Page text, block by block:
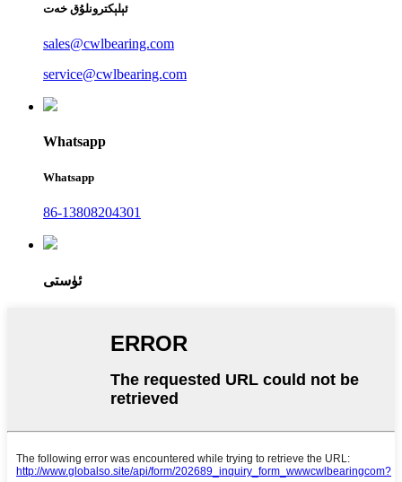
ئېلېكترونلۇق خەت
sales@cwlbearing.com
service@cwlbearing.com
Whatsapp
Whatsapp
86-13808204301
ئۈستى